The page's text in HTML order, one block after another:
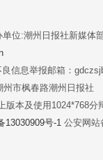
位:潮州日报社新媒体
信息举报邮箱：
州市枫春路潮州日报社
本及使用1024*768分
13030909号-1 公安网站